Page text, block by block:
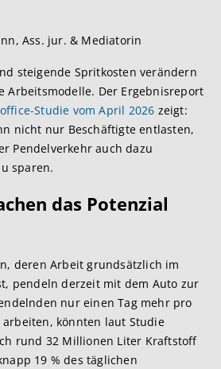
Ass. jur. & Mediatorin
steigende Spritkosten verändern
Arbeitsmodelle. Der Ergebnisreport
Studie vom April 2026 zeigt:
nicht nur Beschäftigte entlasten,
Pendelverkehr auch dazu
sparen.
das Potenzial
deren Arbeit grundsätzlich im
pendeln derzeit mit dem Auto zur
nur einen Tag mehr pro
arbeiten, könnten laut Studie
rund 32 Millionen Liter Kraftstoff
19 % des täglichen